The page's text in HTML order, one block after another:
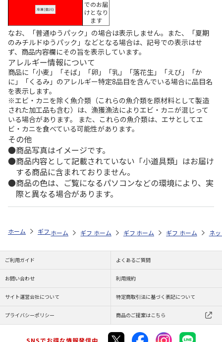
でのお届
けとなり
ます
なお、「普通ゆうパック」の場合は表示しません。また、「夏期
のみチルドゆうパック」などとなる場合は、記号での表示はせ
ず、商品内容欄にその旨を表示しています。
アレルギー情報について
商品に「小麦」「そば」「卵」「乳」「落花生」「えび」「か
に」「くるみ」のアレルギー特定8品目を含んでいる場合に品目名
を表示します。
※エビ・カニを除く魚介類（これらの魚介類を原材料として製造
された加工品も含む）は、漁獲漁法によりエビ・カニが混じって
いる場合があります。 また、これらの魚介類は、エサとしてエ
ビ・カニを食べている可能性があります。
その他
商品写真はイメージです。
商品内容として記載されていない「小道具類」はお届け
する商品に含まれておりません。
商品の色は、ご覧になるパソコンなどの環境により、実
際と異なる場合があります。
ホーム ギフトストア お中元・夏ギフト特集 2026 お菓子・スイーツ
ホーム ギフトストア お中元・夏ギフト特集 2026
ホーム ギフトストア お中元・夏ギフト
ホーム ギフトストア お
ホーム ネ
ご利用ガイド よくあるご質問
お問い合わせ 利用規約
サイト運営会社について 特定商取引法に基づく表記について
プライバシーポリシー 商品のご提案はこちら
SNSでお得な情報発信中